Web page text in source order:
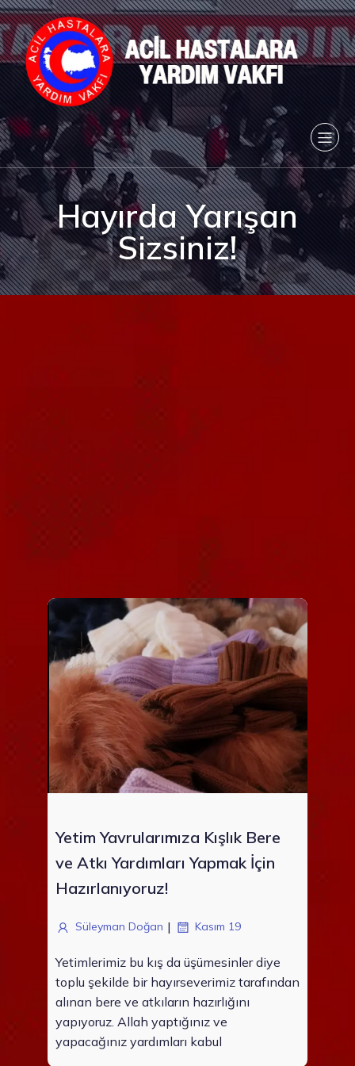
Hayırda Yarışan
Sizsiniz!
Yetim Yavrularımıza Kışlık Bere
ve Atkı Yardımları Yapmak İçin
Hazırlanıyoruz!
Süleyman Doğan | Kasım 19
Yetimlerimiz bu kış da üşümesinler diye
toplu şekilde bir hayırseverimiz tarafından
alınan bere ve atkıların hazırlığını
yapıyoruz. Allah yaptığınız ve
yapacağınız yardımları kabul